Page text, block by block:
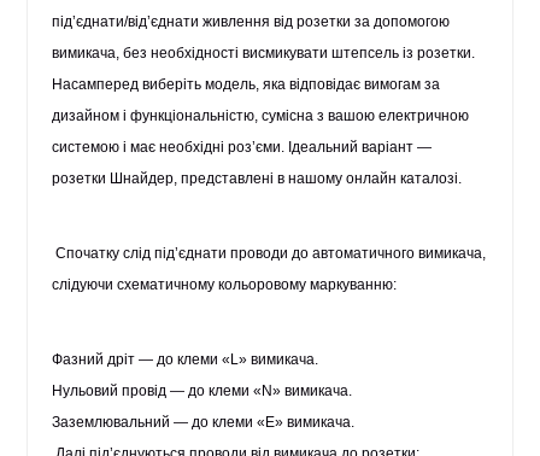
під’єднати/від’єднати живлення від розетки за допомогою
вимикача, без необхідності висмикувати штепсель із розетки.
Насамперед виберіть модель, яка відповідає вимогам за
дизайном і функціональністю, сумісна з вашою електричною
системою і має необхідні роз’єми. Ідеальний варіант —
розетки Шнайдер, представлені в нашому онлайн каталозі.
Спочатку слід під’єднати проводи до автоматичного вимикача,
слідуючи схематичному кольоровому маркуванню:
Фазний дріт — до клеми «L» вимикача.
Нульовий провід — до клеми «N» вимикача.
Заземлювальний — до клеми «E» вимикача.